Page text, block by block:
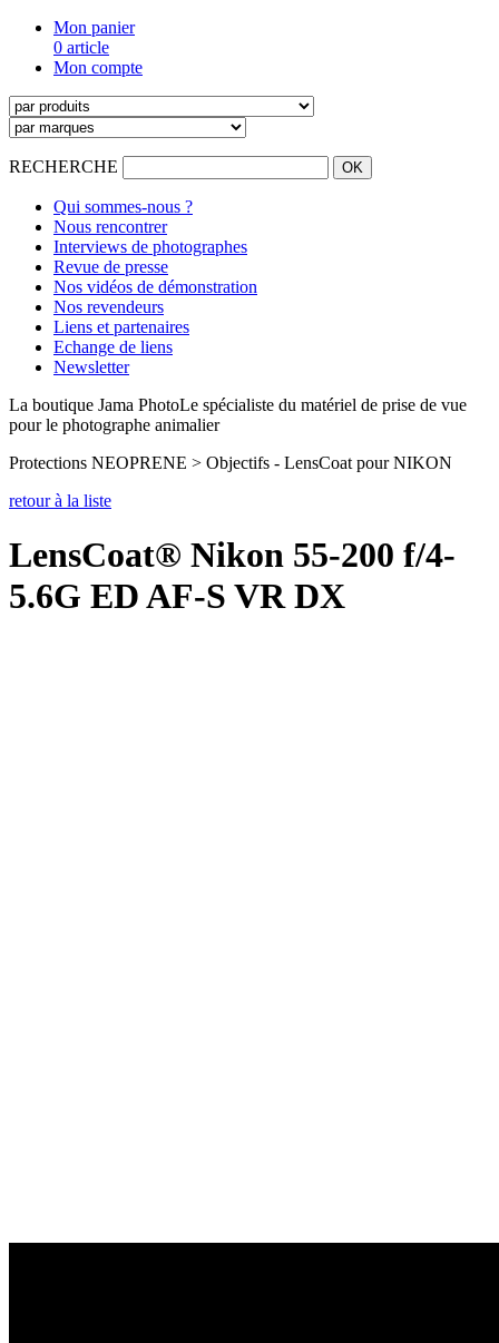
Mon panier
0 article
Mon compte
RECHERCHE
Qui sommes-nous ?
Nous rencontrer
Interviews de photographes
Revue de presse
Nos vidéos de démonstration
Nos revendeurs
Liens et partenaires
Echange de liens
Newsletter
La boutique Jama PhotoLe spécialiste du matériel de prise de vue
pour le photographe animalier
Protections NEOPRENE > Objectifs - LensCoat pour NIKON
retour à la liste
LensCoat® Nikon 55-200 f/4-
5.6G ED AF-S VR DX